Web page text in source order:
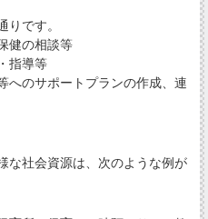
です。
健の相談等
指導等
へのサポートプランの作成、連
社会資源は、次のような例が